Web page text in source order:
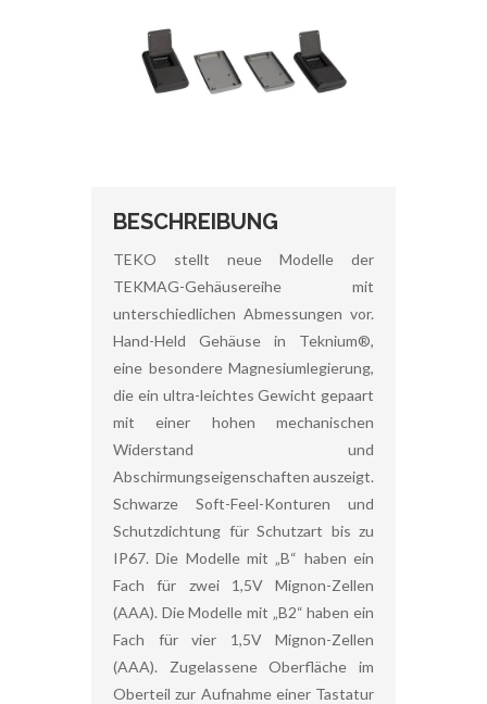
BESCHREIBUNG
TEKO stellt neue Modelle der
TEKMAG-Gehäusereihe mit
unterschiedlichen Abmessungen vor.
Hand-Held Gehäuse in Teknium®,
eine besondere Magnesiumlegierung,
die ein ultra-leichtes Gewicht gepaart
mit einer hohen mechanischen
Widerstand und
Abschirmungseigenschaften auszeigt.
Schwarze Soft-Feel-Konturen und
Schutzdichtung für Schutzart bis zu
IP67. Die Modelle mit „B“ haben ein
Fach für zwei 1,5V Mignon-Zellen
(AAA). Die Modelle mit „B2“ haben ein
Fach für vier 1,5V Mignon-Zellen
(AAA). Zugelassene Oberfläche im
Oberteil zur Aufnahme einer Tastatur